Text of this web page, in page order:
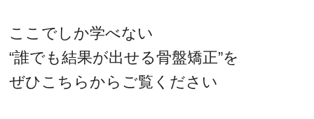
ここでしか学べない
“誰でも結果が出せる骨盤矯正”を
ぜひこちらからご覧ください